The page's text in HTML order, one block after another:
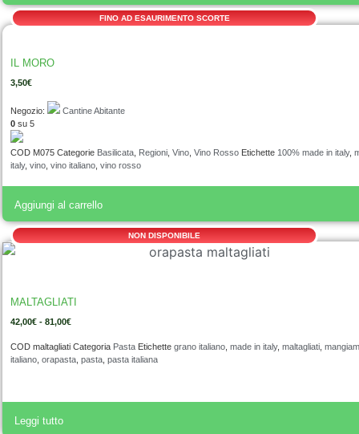
FINO AD ESAURIMENTO SCORTE
IL MORO
3,50€
Negozio:
Cantine Abitante
0 su 5
COD M075 Categorie Basilicata Regioni Vino Vino Rosso Etichette 100% made in italy,
italy, vino vino italiano vino rosso
Aggiungi al carrello
NON DISPONIBILE
MALTAGLIATI
42,00€ - 81,00€
COD maltagliati Categoria Pasta Etichette grano italiano made in italy, maltagliati
italiano orapasta pasta pasta italiana
Leggi tutto